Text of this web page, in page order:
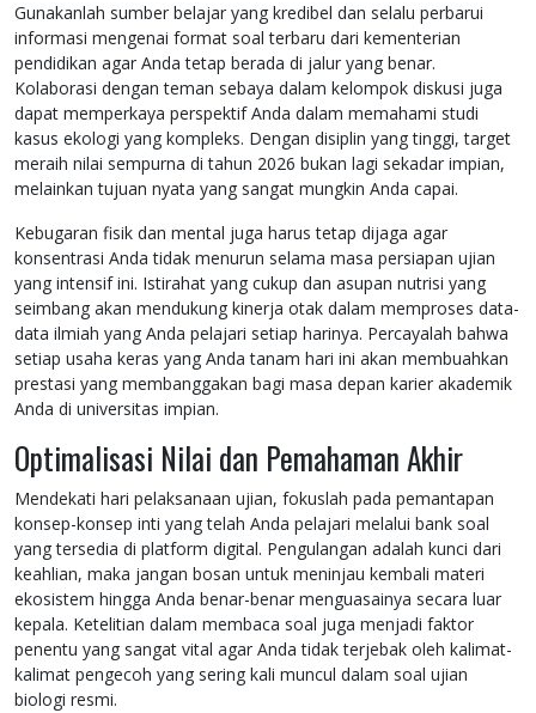
Gunakanlah sumber belajar yang kredibel dan selalu perbarui
informasi mengenai format soal terbaru dari kementerian
pendidikan agar Anda tetap berada di jalur yang benar.
Kolaborasi dengan teman sebaya dalam kelompok diskusi juga
dapat memperkaya perspektif Anda dalam memahami studi
kasus ekologi yang kompleks. Dengan disiplin yang tinggi, target
meraih nilai sempurna di tahun 2026 bukan lagi sekadar impian,
melainkan tujuan nyata yang sangat mungkin Anda capai.
Kebugaran fisik dan mental juga harus tetap dijaga agar
konsentrasi Anda tidak menurun selama masa persiapan ujian
yang intensif ini. Istirahat yang cukup dan asupan nutrisi yang
seimbang akan mendukung kinerja otak dalam memproses data-
data ilmiah yang Anda pelajari setiap harinya. Percayalah bahwa
setiap usaha keras yang Anda tanam hari ini akan membuahkan
prestasi yang membanggakan bagi masa depan karier akademik
Anda di universitas impian.
Optimalisasi Nilai dan Pemahaman Akhir
Mendekati hari pelaksanaan ujian, fokuslah pada pemantapan
konsep-konsep inti yang telah Anda pelajari melalui bank soal
yang tersedia di platform digital. Pengulangan adalah kunci dari
keahlian, maka jangan bosan untuk meninjau kembali materi
ekosistem hingga Anda benar-benar menguasainya secara luar
kepala. Ketelitian dalam membaca soal juga menjadi faktor
penentu yang sangat vital agar Anda tidak terjebak oleh kalimat-
kalimat pengecoh yang sering kali muncul dalam soal ujian
biologi resmi.